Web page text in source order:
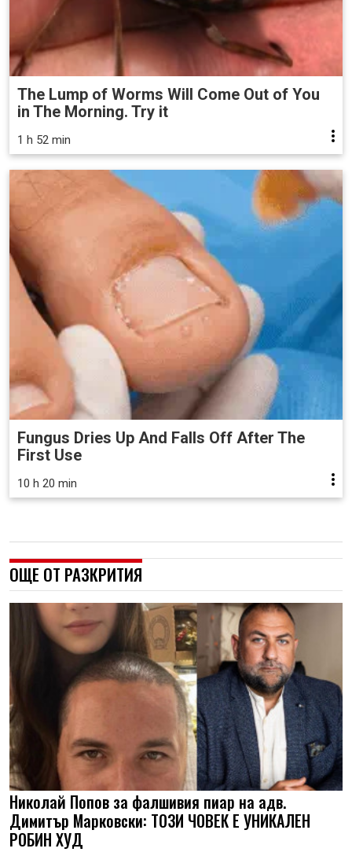
The Lump of Worms Will Come Out of You
in The Morning. Try it
1 h 52 min
Fungus Dries Up And Falls Off After The
First Use
10 h 20 min
ОЩЕ ОТ РАЗКРИТИЯ
Николай Попов за фалшивия пиар на адв.
Димитър Марковски: ТОЗИ ЧОВЕК Е УНИКАЛЕН
РОБИН ХУД